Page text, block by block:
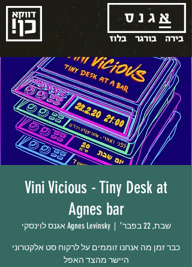
בלוז בורגר בירה
Vini Vicious - Tiny Desk at
Agnes bar
שבת, 22 בפבר׳
  |
Agnes Levinsky אגנס לוינסקי
כבר זמן מה אנחנו זוממים על לרקוח סט אלקטרוני